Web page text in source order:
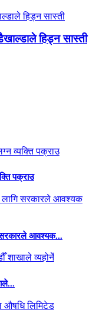
हिड्न सास्ती
पक्राउ
सरकारले आवश्यक...